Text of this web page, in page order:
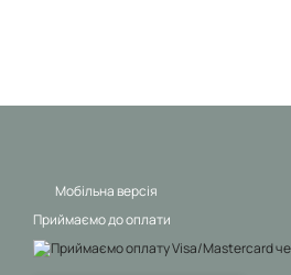
Мобільна версія
Приймаємо до оплати